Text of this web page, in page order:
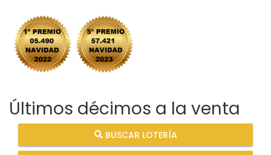
Últimos décimos a la venta
BUSCAR LOTERÍA